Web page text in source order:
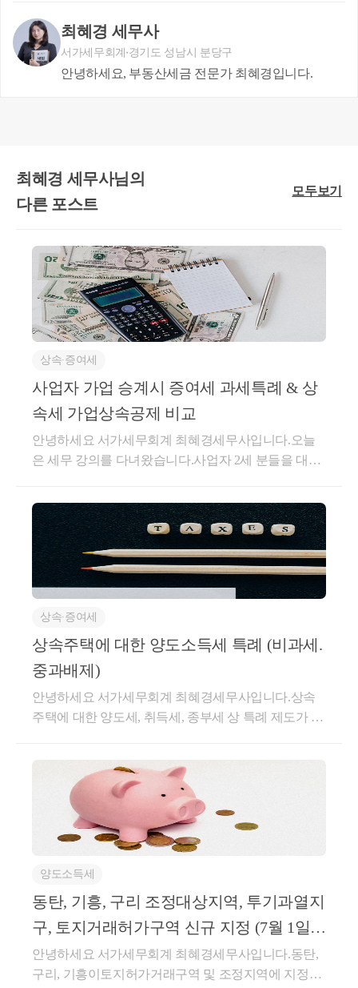
증여의 경우,
조정대상지역에 다주택자가 증여를 하는 경우
증여세가 12% 까지 중과되는 부분이 있죠.
상속
증여
중과
그럼 각각 특례와 / 중과가 적용되는 경우
세액을 비교해보도록 하겠습니다.
A 주택을
상속받는 경우, 10억 X 0.96% (부가세 포함) = 약 31
증여받는 경우, 18억 X 12.4% (부가세 포함) = 약 2억
23백만원
차이가 약 2억원 정도 나게 됩니다.
특히나 상속을 앞두고 사전증여를 하다는 절세컨설
팅이 많은데
모든 자산에 동일하게 적용되는 것은 아니라는 점을
꼭 말씀드리고 싶습니다.
건보료 등의 준조세를
모두 종합하여 검토하는 것이 중요합니다.
최혜경 세무사
서가세무회계 경기도 성남시 분당구
안녕하세요, 부동산세금 전문가 최혜경입니다.
최혜경 세무사님의
다른 포스트
모두보기
상속∙증여세
사업자 가업 승계시 증여세 과세특례 & 상
속세 가업상속공제 비교
안녕하세요 서가세무회계 최혜경세무사입니다.오늘
은 세무 강의를 다녀왔습니다.사업자 2세 분들을 대상
이었는데,이 부분을 공유하면 좋을 것 같아서 포스팅
을 남깁니다.모든 재산, 즉 부동산이든 현물, 현금이든,
주식이든어떤 자산의 형태를 가지든부모가 자녀에게
그 재산을 이전하고자 한다면증여나 상속 (간혹 양도)
의 방법으로진행하셔야 합니다.이 모든 행위에는 당연
히 세금이 붙습니다.상속세와 증여세율은 그 세율이
같은데요.10억이 초과되면 40%,30억이 초과되면 무려
절반인 50%의 세율이 붙습니다.현금으로 만약 증여나
만,그 현금으로 바로 세금을 납부할 수는 있습니다.그
런데 문제는 현물 재산 (부동산 기타 등등) 을 받거나주
식 지분 등을 받게 되는 경우현금이 부족하여 세금을
납 등 배려해주는 제도는 일부 있지만,이러한 제도로
도 쉽게 커버가 되지 않는게이 상속, 증여 에 대한 이슈
입니다.그런데 유일무이하게 국세청에서는가업을 승
계하는 경우 전폭적인 지지를 해주고자 하는데요.부모
세대로부터 땅이나 부동산, 금융재산등을 받는 것은선
기업의백년가업을 잇게 하는 것은 국가 정책으로도 밀
어주고 있습니다.세법에서도 당연히 이런 부분을 지원
해주는 제도가 있습니다.오늘은 그 제도를 살펴보도록
하겠습니다.가업승계시 특례를 받을 수 있는 제도는증
여시 특례와상속시 공제로 나뉘어지게 됩니다.각각 살
펴보도록 하겠습니다.가업승계 주식에 대한 증여세 과
상속∙증여세
상속주택에 대한 양도소득세 특례 (비과세.
중과배제)
안녕하세요 서가세무회계 최혜경세무사입니다.상속
주택에 대한 양도세, 취득세, 종부세 상 특례 제도가 있
기 때문인데요.상속주택에 대한 양도세 특례는 일반적
으로상속주택 과 기존 주택을 보유하고 있을 때'기존
주택'에 대한 양도세 비과세 및 중과 배제 혜택을 주게
됩니다.일반적으로 상속주택을 즉시 매도하게 되면취
득가 (상속가액) = 양도가 (매매가액) 이 동일하기 때문
에1차적으로 양도소득세 상 과세금액이 없는 경우가
일반적이며일반 주택 매도 후 상속 주택이 남은 경우
상속주택에 대한 1세대 1주택 비과세가 가능하기 때문
우,일반주택에 대한 양도소득세 특례 제도를 정확히
확인해보아야 하는데요.상속주택을 보유한다면 어떠
한 매도 / 보유 플랜을 짜셔야 하는지그 전에 상속주택
양도소득세
동탄, 기흥, 구리 조정대상지역, 투기과열지
구, 토지거래허가구역 신규 지정 (7월 1일(5
일) 부터 적용)
안녕하세요 서가세무회계 최혜경세무사입니다.동탄,
구리, 기흥이토지허가거래구역 및 조정지역에 지정이